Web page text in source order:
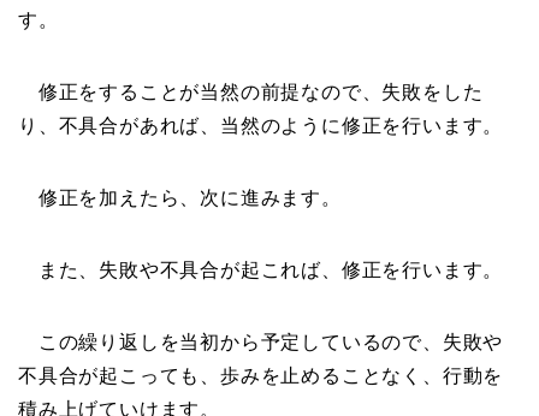
す。
修正をすることが当然の前提なので、失敗をした
り、不具合があれば、当然のように修正を行います。
修正を加えたら、次に進みます。
また、失敗や不具合が起これば、修正を行います。
この繰り返しを当初から予定しているので、失敗や
不具合が起こっても、歩みを止めることなく、行動を
積み上げていけます。